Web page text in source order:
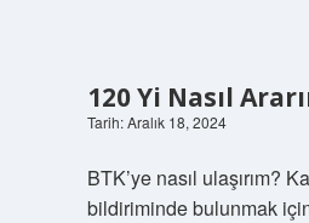
120 Yi Nasıl
Tarih: Aralık 18, 2024
BTK’ye nasıl ulaşırım?
bildiriminde bulunmak